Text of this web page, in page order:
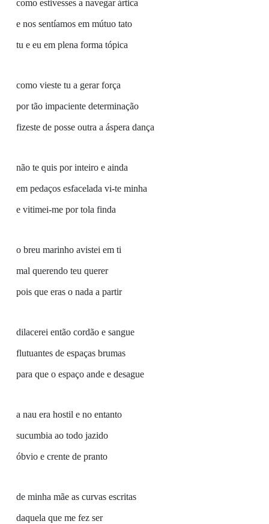
como estivesses a navegar ártica
e nos sentíamos em mútuo tato
tu e eu em plena forma tópica
como vieste tu a gerar força
por tão impaciente determinação
fizeste de posse outra a áspera dança
não te quis por inteiro e ainda
em pedaços esfacelada vi-te minha
e vitimei-me por tola finda
o breu marinho avistei em ti
mal querendo teu querer
pois que eras o nada a partir
dilacerei então cordão e sangue
flutuantes de espaças brumas
para que o espaço ande e desague
a nau era hostil e no entanto
sucumbia ao todo jazido
óbvio e crente de pranto
de minha mãe as curvas escritas
daquela que me fez ser